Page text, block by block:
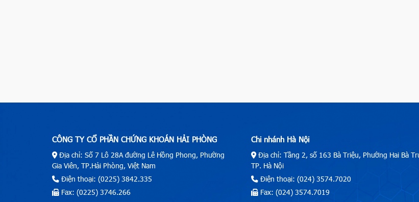
CÔNG TY CỔ PHẦN CHỨNG KHOÁN HẢI PHÒNG
Địa chỉ: Số 7 Lô 28A đường Lê Hồng Phong, Phường
Gia Viên, TP.Hải Phòng, Việt Nam
Điện thoại: (0225) 3842.335
Fax: (0225) 3746.266
Chi nhánh Hà Nội
Địa chỉ: Tầng 2, số 163 Bà Triệu, Phường Hai Bà
TP. Hà Nội
Điện thoại: (024) 3574.7020
Fax: (024) 3574.7019